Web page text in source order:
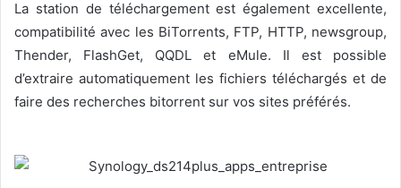
La station de téléchargement est également excellente,
compatibilité avec les BiTorrents, FTP, HTTP, newsgroup,
Thender, FlashGet, QQDL et eMule. Il est possible
d’extraire automatiquement les fichiers téléchargés et de
faire des recherches bitorrent sur vos sites préférés.